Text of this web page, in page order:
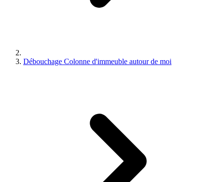
Débouchage Colonne d'immeuble autour de moi